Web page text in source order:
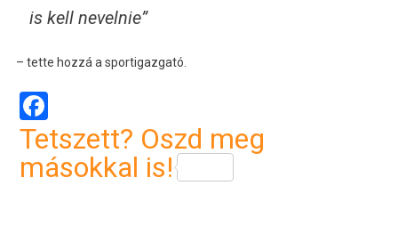
is kell nevelnie”
– tette hozzá a sportigazgató.
Facebook
Tetszett? Oszd meg
másokkal is!